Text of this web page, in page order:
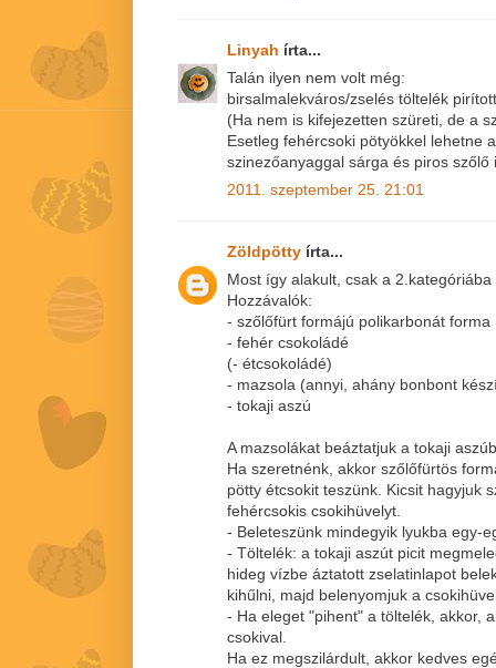
Linyah írta...
Talán ilyen nem volt még:
birsalmalekváros/zselés töltelék
(Ha nem is kifejezetten szüreti, de a
Esetleg fehércsoki pötyökkel lehetne
szinezőanyaggal sárga és piros szőlő
2011. szeptember 25. 21:01
Zöldpötty írta...
Most így alakult, csak a 2.kategóriába
Hozzávalók:
- szőlőfürt formájú polikarbonát forma
- fehér csokoládé
(- étcsokoládé)
- mazsola (annyi, ahány bonbont
- tokaji aszú
A mazsolákat beáztatjuk a tokaji
Ha szeretnénk, akkor szőlőfürtös
pötty étcsokit teszünk. Kicsit hagyjuk
fehércsokis csokihüvelyt.
- Beleteszünk mindegyik lyukba egy-
- Töltelék: a tokaji aszút picit
hideg vízbe áztatott zselatinlapot
kihűlni, majd belenyomjuk a
- Ha eleget "pihent" a töltelék, akkor,
csokival.
Ha ez megszilárdult, akkor kedves